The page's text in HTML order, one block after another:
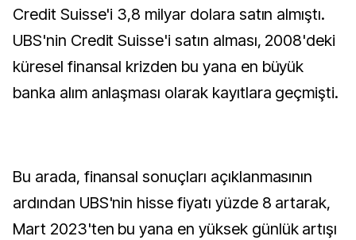
Credit Suisse'i 3,8 milyar dolara satın almıştı.
UBS'nin Credit Suisse'i satın alması, 2008'deki
küresel finansal krizden bu yana en büyük
banka alım anlaşması olarak kayıtlara geçmişti.
Bu arada, finansal sonuçları açıklanmasının
ardından UBS'nin hisse fiyatı yüzde 8 artarak,
Mart 2023'ten bu yana en yüksek günlük artışı